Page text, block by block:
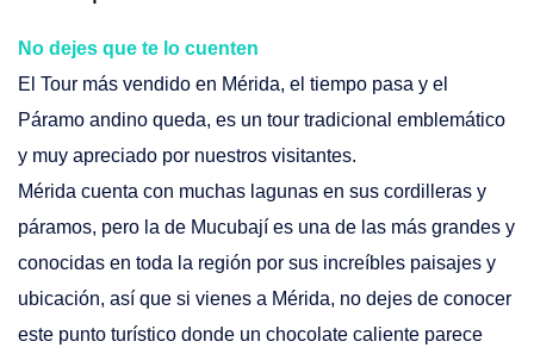
No dejes que te lo cuenten
El Tour más vendido en Mérida, el tiempo pasa y el
Páramo andino queda, es un tour tradicional emblemático
y muy apreciado por nuestros visitantes.
Mérida cuenta con muchas lagunas en sus cordilleras y
páramos, pero la de Mucubají es una de las más grandes y
conocidas en toda la región por sus increíbles paisajes y
ubicación, así que si vienes a Mérida, no dejes de conocer
este punto turístico donde un chocolate caliente parece